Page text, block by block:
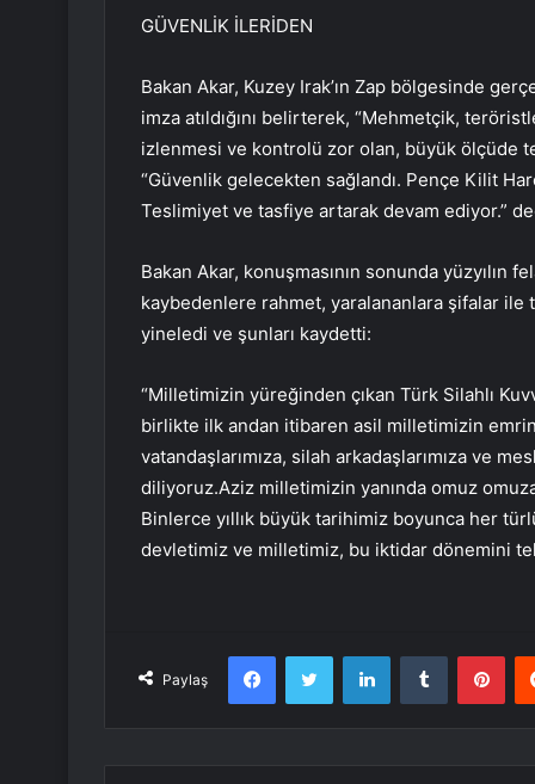
GÜVENLİK İLERİDEN
Bakan Akar, Kuzey Irak’ın Zap bölgesinde
imza atıldığını belirterek, “Mehmetçik,
izlenmesi ve kontrolü zor olan, büyük ölçüde
“Güvenlik gelecekten sağlandı. Pençe Kilit
Teslimiyet ve tasfiye artarak devam ediyor.”
Bakan Akar, konuşmasının sonunda yüzyılın
kaybedenlere rahmet, yaralananlara şifalar ile
yineledi ve şunları kaydetti:
“Milletimizin yüreğinden çıkan Türk Silahlı
birlikte ilk andan itibaren asil milletimizin
vatandaşlarımıza, silah arkadaşlarımıza ve
diliyoruz.Aziz milletimizin yanında omuz
Binlerce yıllık büyük tarihimiz boyunca her
devletimiz ve milletimiz, bu iktidar dönemini
Paylaş
FacebookTwitter LinkedInTumblr